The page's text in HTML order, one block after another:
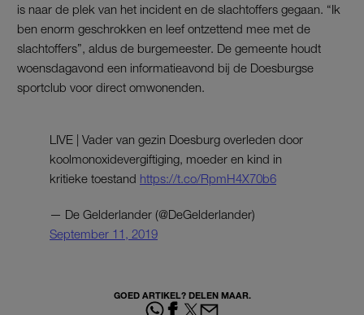
is naar de plek van het incident en de slachtoffers gegaan. “Ik
ben enorm geschrokken en leef ontzettend mee met de
slachtoffers”, aldus de burgemeester. De gemeente houdt
woensdagavond een informatieavond bij de Doesburgse
sportclub voor direct omwonenden.
LIVE | Vader van gezin Doesburg overleden door
koolmonoxidevergiftiging, moeder en kind in
kritieke toestand https://t.co/RpmH4X70b6
— De Gelderlander (@DeGelderlander)
September 11, 2019
GOED ARTIKEL? DELEN MAAR.